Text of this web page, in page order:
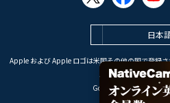
日本
Apple および Apple ロゴは米国その他の国で登録
Apple Inc. のサービス
Google Play は Google